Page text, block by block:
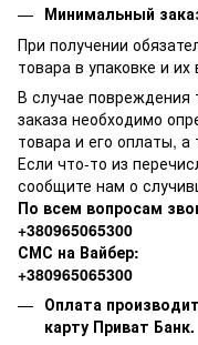
Минимальный
При получении
товара в упаковке и
В случае повреждения
заказа необходимо
товара и его оплаты,
Если что-то из
сообщите нам о
По всем вопросам
+380965065300
СМС на Вайбер:
+380965065300
Оплата
карту Приват Банк.